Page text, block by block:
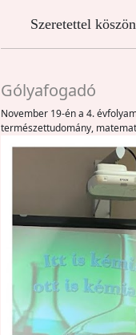
Szeretettel
Gólyafogadó
November 19-én a 4.
természettudomány,